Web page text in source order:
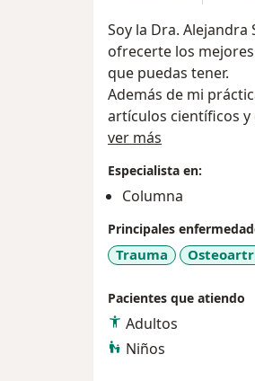
Soy la Dra.
ofrecerte los
que puedas tener.
Además de mi
artículos científicos
Gracias a mi
comprensible tu
sigas las
ver más
Especialista en:
Columna
Principales
Trauma
Pacientes que atiendo
Adultos
Niños